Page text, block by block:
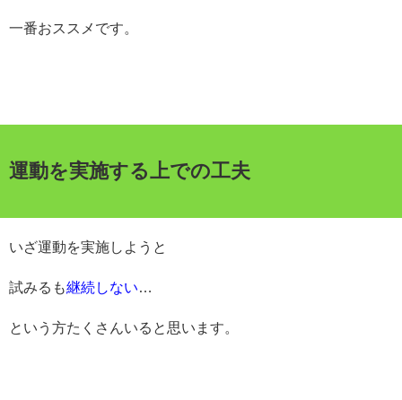
一番おススメです。
運動を実施する上での工夫
いざ運動を実施しようと
試みるも継続しない…
という方たくさんいると思います。